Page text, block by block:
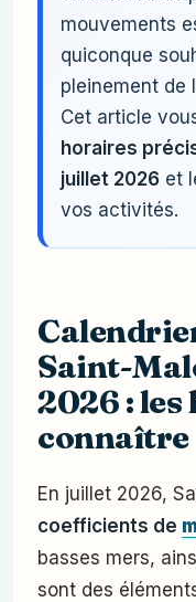
mouvements
quiconque
pleinement de
Cet article
horaires
juillet 2026 et
vos activités.
Saint-
2026 :
connaître
En juillet 2026,
coefficients de
basses mers,
sont des